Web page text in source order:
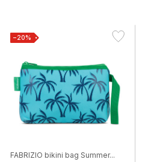
−20%
FABRIZIO bikini bag Summer...